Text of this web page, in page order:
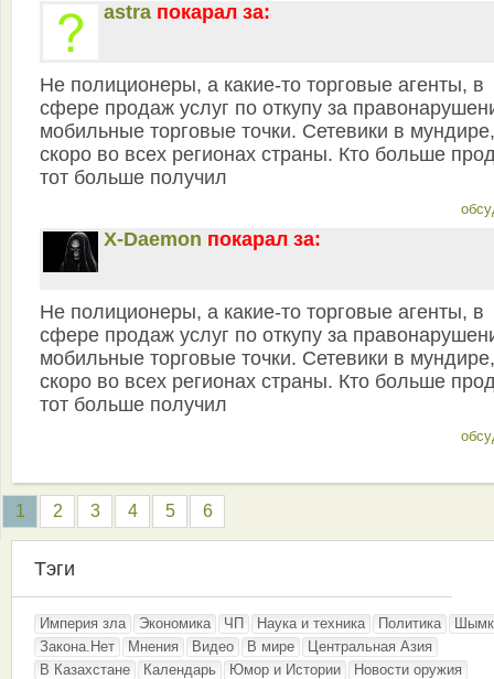
astra покарал за:
Не полиционеры, а какие-то торговые агенты, в
сфере продаж услуг по откупу за
мобильные торговые точки. Сетевики в мундире,
скоро во всех регионах страны. Кто больше
тот больше получил
X-Daemon покарал за:
Не полиционеры, а какие-то торговые агенты, в
сфере продаж услуг по откупу за
мобильные торговые точки. Сетевики в мундире,
скоро во всех регионах страны. Кто больше
тот больше получил
1 2 3 4 5 6
Тэги
Империя зла Экономика ЧП Наука и техника Политика
Закона.Нет
Мнения Видео В мире
Центральная Азия
В Казахстане
Календарь Юмор и Истории
Новости оружия